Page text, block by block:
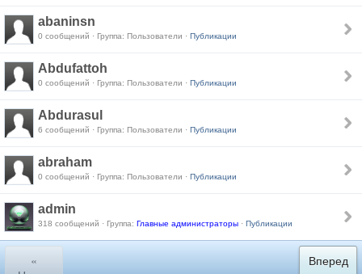
abaninsn
0 сообщений · Группа: Пользователи · Публикации
Abdufattoh
0 сообщений · Группа: Пользователи · Публикации
Abdurasul
6 сообщений · Группа: Пользователи · Публикации
abraham
0 сообщений · Группа: Пользователи · Публикации
admin
318 сообщений · Группа: Главные администраторы · Публикации
«
Вперед